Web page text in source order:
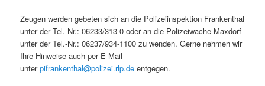
Zeugen werden gebeten sich an die Polizeiinspektion Frankenthal
unter der Tel.-Nr.: 06233/313-0 oder an die Polizeiwache Maxdorf
unter der Tel.-Nr.: 06237/934-1100 zu wenden. Gerne nehmen wir
Ihre Hinweise auch per E-Mail
unterpifrankenthal@polizei.rlp.de entgegen.